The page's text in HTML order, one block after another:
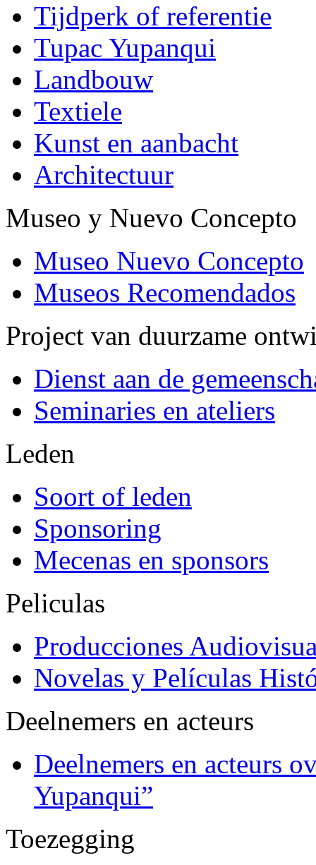
Tijdperk of referentie
Tupac Yupanqui
Landbouw
Textiele
Kunst en aanbacht
Architectuur
Museo y Nuevo Concepto
Museo Nuevo Concepto
Museos Recomendados
Project van duurzame
Dienst aan de
Seminaries en ateliers
Leden
Soort of leden
Sponsoring
Mecenas en sponsors
Peliculas
Producciones
Novelas y Películas
Deelnemers en acteurs
Deelnemers en acteurs
Yupanqui”
Toezegging